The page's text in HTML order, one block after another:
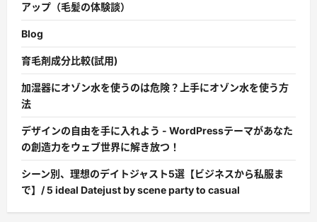
アップ（毛髪の体験談）
Blog
育毛剤成分比較(試用)
加湿器にオゾン水を使うのは危険？上手にオゾン水を使う方
法
デザインの自由を手に入れよう - WordPressテーマがあなた
の創造力をウェブ世界に解き放つ！
シーン別、理想のデイトジャスト5選【ビジネスから私服ま
で】/ 5 ideal Datejust by scene party to casual